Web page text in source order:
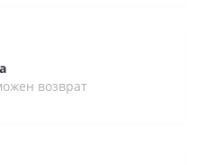
возврат